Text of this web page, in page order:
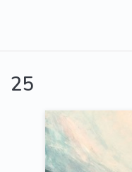
25